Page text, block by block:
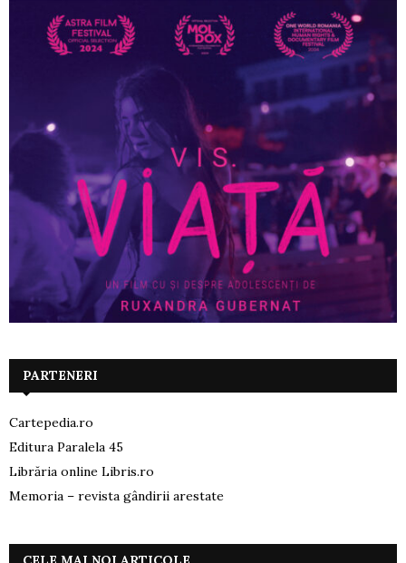
PARTENERI
Cartepedia.ro
Editura Paralela 45
Librăria online Libris.ro
Memoria – revista gândirii arestate